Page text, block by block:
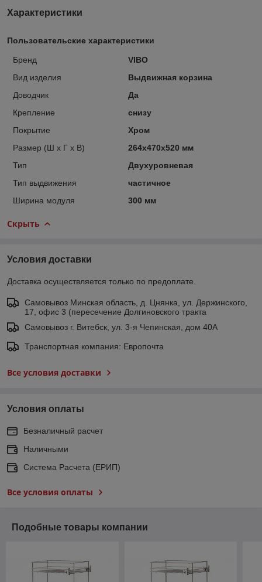
Характеристики
Пользовательские характеристики
Бренд
VIBO
Вид изделия
Выдвижная корзина
Доводчик
Да
Крепление
снизу
Покрытие
Хром
Размер (Ш х Г х В)
264х470х520 мм
Тип
Двухуровневая
Тип выдвижения
частичное
Ширина модуля
300 мм
Скрыть
Условия доставки
Доставка осуществляется только по предоплате.
Самовывоз Минская область, д. Цнянка, ул. Держинского,
17, офис 3 (пересечение Долгиновского тракта
Самовывоз г. Витебск, ул. 3-я Чепинская, дом 40А
Транспортная компания: Европочта
Все условия доставки
Условия оплаты
Безналичный расчет
Наличными
Система Расчета (ЕРИП)
Все условия оплаты
Подобные товары компании